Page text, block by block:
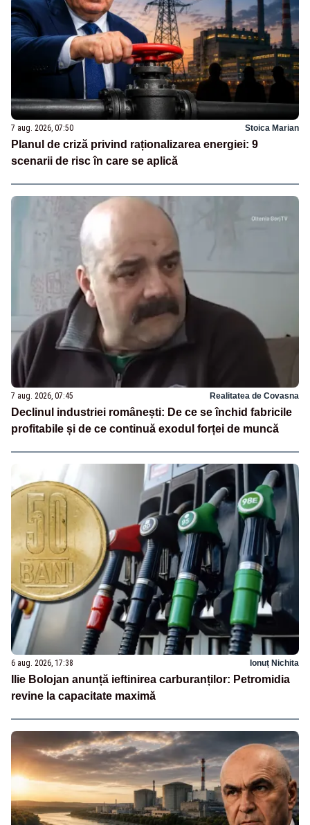
7 aug. 2026, 07:50 Stoica Marian
Planul de criză privind raționalizarea energiei: 9
scenarii de risc în care se aplică
7 aug. 2026, 07:45 Realitatea de Covasna
Declinul industriei românești: De ce se închid fabricile
profitabile și de ce continuă exodul forței de muncă
6 aug. 2026, 17:38 Ionuț Nichita
Ilie Bolojan anunță ieftinirea carburanților: Petromidia
revine la capacitate maximă